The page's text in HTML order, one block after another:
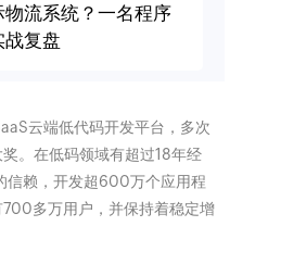
流系统？一名程序
战复盘
云端低代码开发平台，多次
。在低码领域有超过18年经
信赖，开发超600万个应用程
多万用户，并保持着稳定增